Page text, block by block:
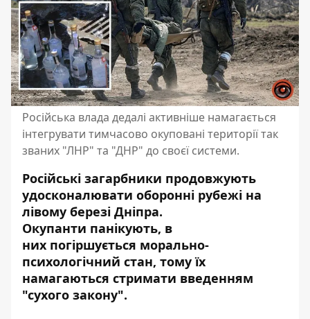
Російська влада дедалі активніше намагається
інтегрувати тимчасово окуповані території так
званих "ЛНР" та "ДНР" до своєї системи.
Російські загарбники продовжують
удосконалювати оборонні рубежі на
лівому березі Дніпра.
Окупанти панікують, в
них погіршується морально-
психологічний стан, тому їх
намагаються стримати введенням
"сухого закону".